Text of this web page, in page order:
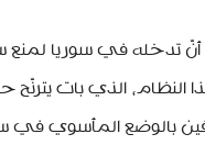
أنّ تدخله في سوريا لمنع
النظام، الذي بات
بالوضع المأسوي